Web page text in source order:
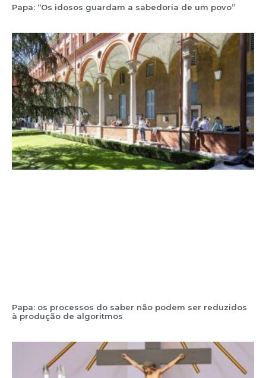
Papa: “Os idosos guardam a sabedoria de um povo”
Papa: os processos do saber não podem ser reduzidos
à produção de algoritmos